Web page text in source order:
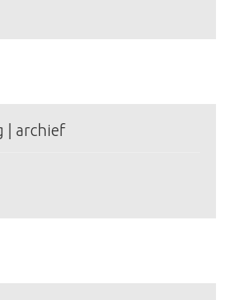
| archief